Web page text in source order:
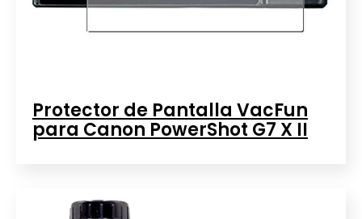
Protector de Pantalla VacFun
para Canon PowerShot G7 X II